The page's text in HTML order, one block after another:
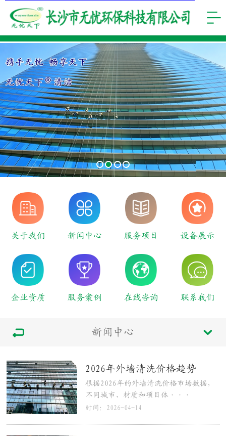
关于我们 新闻中心 服务项目 设备展示
企业资质 服务案例 在线咨询 联系我们
新闻中心
2026年外墙清洗价格趋势
根据2026年的外墙清洗价格市场数据，
不同城市、材质和项目体···
时间：2026-04-14